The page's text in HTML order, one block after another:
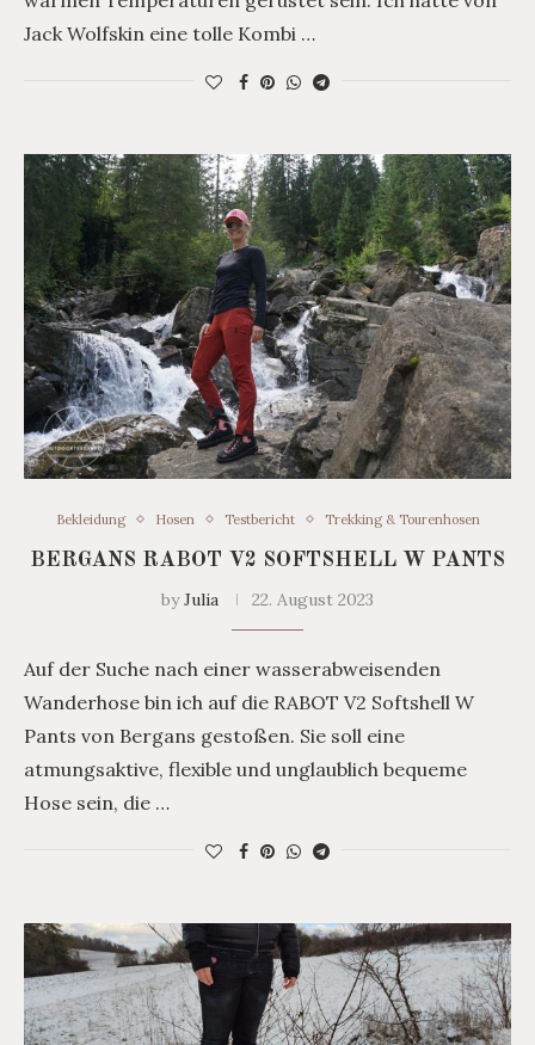
Jack Wolfskin eine tolle Kombi …
Bekleidung Hosen Testbericht Trekking & Tourenhosen
BERGANS RABOT V2 SOFTSHELL W PANTS
byJulia 22. August 2023
Auf der Suche nach einer wasserabweisenden
Wanderhose bin ich auf die RABOT V2 Softshell W
Pants von Bergans gestoßen. Sie soll eine
atmungsaktive, flexible und unglaublich bequeme
Hose sein, die …